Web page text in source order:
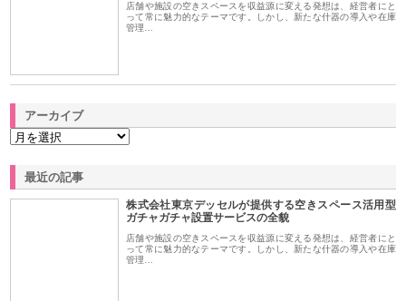
店舗や施設の空きスペースを収益源に変える発想は、経営者にと
って常に魅力的なテーマです。しかし、新たな什器の導入や在庫
管理…
アーカイブ
最近の記事
株式会社東京デッセルが提供する空きスペース活用型
ガチャガチャ設置サービスの全貌
店舗や施設の空きスペースを収益源に変える発想は、経営者にと
って常に魅力的なテーマです。しかし、新たな什器の導入や在庫
管理…